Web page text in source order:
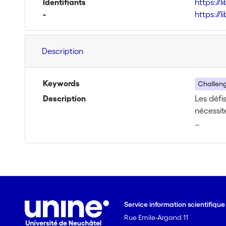
Identifiants
https://
-
https://
Description
Keywords
Description
Les
des
Service information
Rue Emile-Argand 11